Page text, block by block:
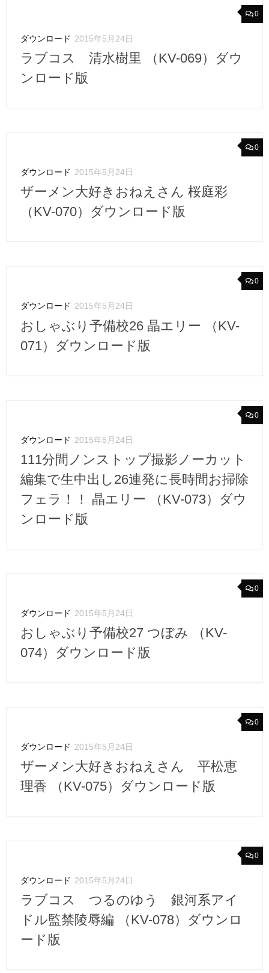
0
ダウンロード 2015年5月24日
ラブコス 清水樹里 （KV-069）ダウ
ンロード版
0
ダウンロード 2015年5月24日
ザーメン大好きおねえさん 桜庭彩
（KV-070）ダウンロード版
0
ダウンロード 2015年5月24日
おしゃぶり予備校26 晶エリー （KV-
071）ダウンロード版
0
ダウンロード 2015年5月24日
111分間ノンストップ撮影ノーカット
編集で生中出し26連発に長時間お掃除
フェラ！！ 晶エリー （KV-073）ダウ
ンロード版
0
ダウンロード 2015年5月24日
おしゃぶり予備校27 つぼみ （KV-
074）ダウンロード版
0
ダウンロード 2015年5月24日
ザーメン大好きおねえさん 平松恵
理香 （KV-075）ダウンロード版
0
ダウンロード 2015年5月24日
ラブコス つるのゆう 銀河系アイ
ドル監禁陵辱編 （KV-078）ダウンロ
ード版